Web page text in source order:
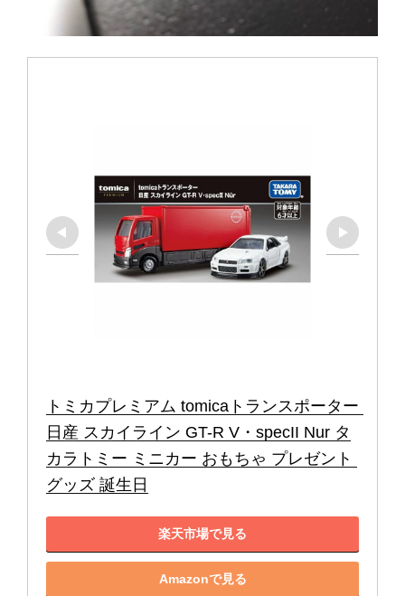
トミカプレミアム tomicaトランスポーター
日産 スカイライン GT-R V・specII Nur タ
カラトミー ミニカー おもちゃ プレゼント
グッズ 誕生日
楽天市場で見る
Amazonで見る